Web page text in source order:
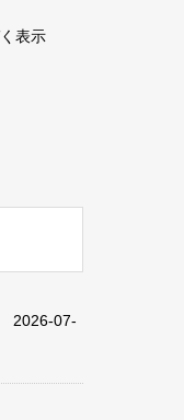
表示
2026-07-